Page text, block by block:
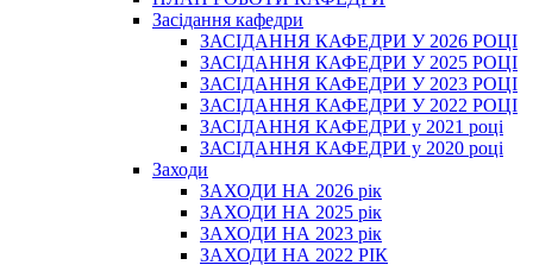
Засідання кафедри
ЗАСІДАННЯ КАФЕДРИ У 2026 РОЦІ
ЗАСІДАННЯ КАФЕДРИ У 2025 РОЦІ
ЗАСІДАННЯ КАФЕДРИ У 2023 РОЦІ
ЗАСІДАННЯ КАФЕДРИ У 2022 РОЦІ
ЗАСІДАННЯ КАФЕДРИ у 2021 році
ЗАСІДАННЯ КАФЕДРИ у 2020 році
Заходи
ЗАХОДИ НА 2026 рік
ЗАХОДИ НА 2025 рік
ЗАХОДИ НА 2023 рік
ЗАХОДИ НА 2022 РІК